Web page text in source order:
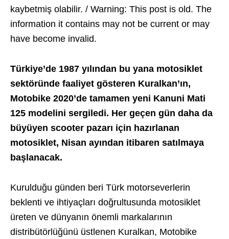
kaybetmiş olabilir. / Warning: This post is old. The
information it contains may not be current or may
have become invalid.
Türkiye’de 1987 yılından bu yana motosiklet
sektöründe faaliyet gösteren Kuralkan’ın,
Motobike 2020’de tamamen yeni Kanuni Mati
125 modelini sergiledi. Her geçen gün daha da
büyüyen scooter pazarı için hazırlanan
motosiklet, Nisan ayından itibaren satılmaya
başlanacak.
Kurulduğu günden beri Türk motorseverlerin
beklenti ve ihtiyaçları doğrultusunda motosiklet
üreten ve dünyanın önemli markalarının
distribütörlüğünü üstlenen Kuralkan, Motobike